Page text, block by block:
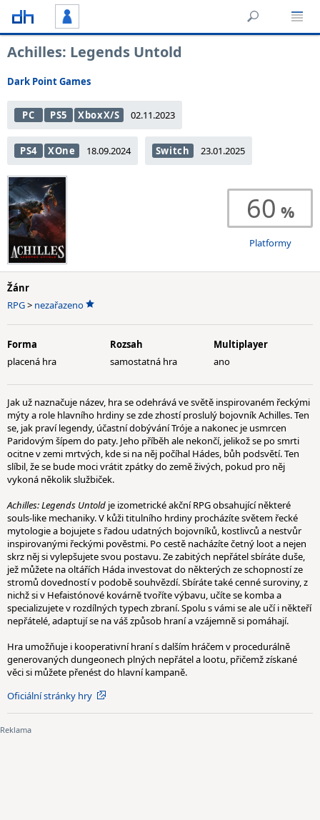
Achilles: Legends Untold
Dark Point Games
PC PS5 XboxX/S 02.11.2023
PS4 XOne 18.09.2024 Switch 23.01.2025
60
Platformy
Žánr
RPG> nezařazeno
Forma
placená hra
Rozsah
samostatná hra
Multiplayer
ano
Jak už naznačuje název, hra se odehrává ve světě inspirovaném řeckými
mýty a role hlavního hrdiny se zde zhostí proslulý bojovník Achilles. Ten
se, jak praví legendy, účastní dobývání Tróje a nakonec je usmrcen
Paridovým šípem do paty. Jeho příběh ale nekončí, jelikož se po smrti
ocitne v zemi mrtvých, kde si na něj počíhal Hádes, bůh podsvětí. Ten
slíbil, že se bude moci vrátit zpátky do země živých, pokud pro něj
vykoná několik službiček.
Achilles: Legends Untold je izometrické akční RPG obsahující některé
souls-like mechaniky. V kůži titulního hrdiny procházíte světem řecké
mytologie a bojujete s řadou udatných bojovníků, kostlivců a nestvůr
inspirovanými řeckými pověstmi. Po cestě nacházíte četný loot a nejen
skrz něj si vylepšujete svou postavu. Ze zabitých nepřátel sbíráte duše,
jež můžete na oltářích Háda investovat do některých ze schopností ze
stromů dovedností v podobě souhvězdí. Sbíráte také cenné suroviny, z
nichž si v Hefaistónové kovárně tvoříte výbavu, učíte se komba a
specializujete v rozdílných typech zbraní. Spolu s vámi se ale učí i někteří
nepřátelé, adaptují se na váš způsob hraní a vzájemně si pomáhají.
Hra umožňuje i kooperativní hraní s dalším hráčem v procedurálně
generovaných dungeonech plných nepřátel a lootu, přičemž získané
věci si můžete přenést do hlavní kampaně.
Oficiální stránky hry